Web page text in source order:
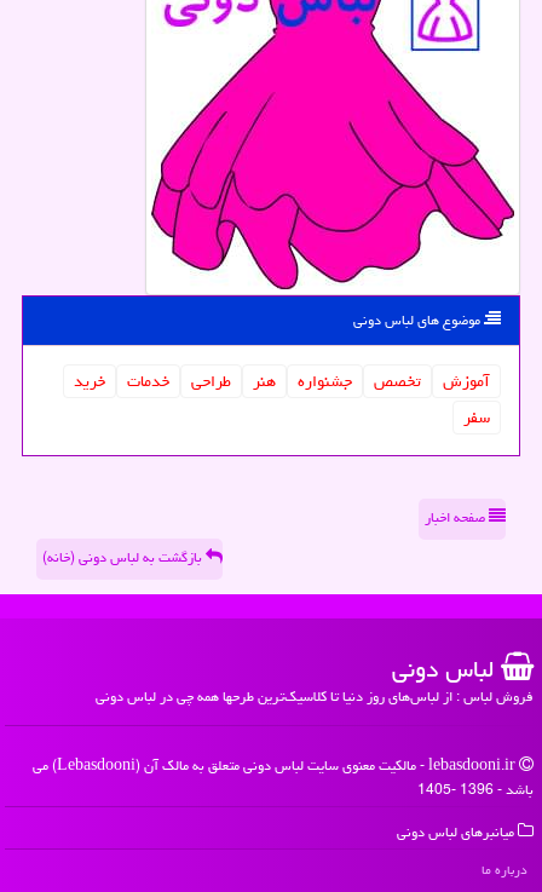
موضوع های لباس دونی
آموزش تخصص جشنواره هنر طراحی خدمات
خرید
سفر
صفحه اخبار
بازگشت به لباس دونی (خانه)
لباس دونی
فروش لباس : از لباس‌های روز دنیا تا کلاسیک‌ترین طرحها همه چی در لباس دونی
lebasdooni.ir - مالکیت معنوی سایت لباس دونی متعلق به مالک آن (Lebasdooni) می
باشد - 1396 -1405
میانبرهای لباس دونی
درباره ما